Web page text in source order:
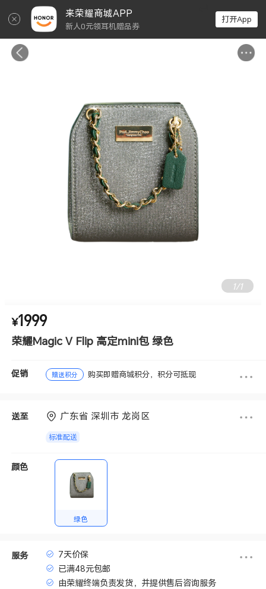
来荣耀商城APP
新人0元领耳机赠品券
打开App
1/1
¥1999
荣耀Magic V Flip 高定mini包 绿色
促销 赠送积分 购买即赠商城积分，积分可抵现
送至 广东省 深圳市 龙岗区
标准配送
颜色
绿色
服务
7天价保
已满48元包邮
由荣耀终端负责发货，并提供售后咨询服务